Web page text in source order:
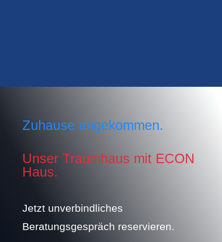
Zuhause angekommen.
Unser Traumhaus mit ECON
Haus.
Jetzt unverbindliches
Beratungsgespräch reservieren.